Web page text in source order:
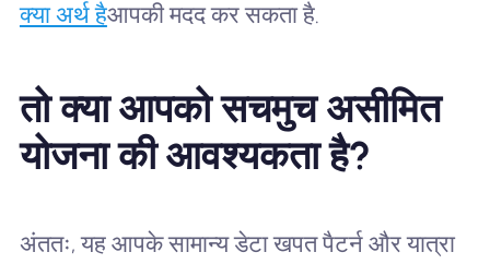
क्या अर्थ हैआपकी मदद कर सकता है.
तो क्या आपको सचमुच असीमित
योजना की आवश्यकता है?
अंततः, यह आपके सामान्य डेटा खपत पैटर्न और यात्रा